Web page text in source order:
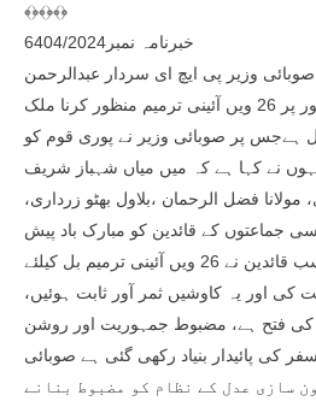
﴾﴿﴾﴿﴾﴿
خبرنامہ نمبر6404/2024
۔ صوبائی وزیر پی ایچ ای سردار عبدالرحمن
کھیتران نے کہا ہے متفقہ طور پر 26 ویں آئینی ترمیم منظور کرنا ملک
ہےجس پر صوبائی وزیر نے پوری قوم کو
نے کہا ہے کہ میں میاں شہباز شریف
فضل الرحمان ،بلاول بھٹو زرداری،
جماعتوں کے قائدین کو مبارک باد پیش
کرتا ہوں۔ان کا کہنا تھا کہ سب قائدین نے 26 ویں آئینی ترمیم بل کیلئے
کی اور یہ کاوشیں ثمر آور ثابت ہوئیں،
کی فتح ہے، مضبوط جمہوریت اور روشن
کی پائیدار بنیاد رکھی گئی ہے صوبائی
کہ 26واں قانون سازی عدل کے نظام کو مضبوط بنانے